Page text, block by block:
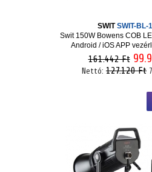
SWITSWIT-BL-
Swit 150W Bowens COB
Android / iOS APP
161.442 Ft
Nettó: 127.120 Ft